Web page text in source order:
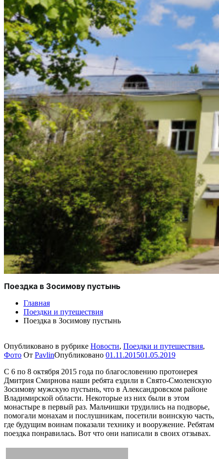
Поездка в Зосимову пустынь
Главная
Поездки и путешествия
Поездка в Зосимову пустынь
Опубликовано в рубрике Новости, Поездки и путешествия,
Фото От PavlinОпубликовано 01.11.201501.05.2019
С 6 по 8 октября 2015 года по благословению протоиерея
Дмитрия Смирнова наши ребята ездили в Свято-Смоленскую
Зосимову мужскую пустынь, что в Александровском районе
Владимирской области. Некоторые из них были в этом
монастыре в первый раз. Мальчишки трудились на подворье,
помогали монахам и послушникам, посетили воинскую часть,
где будущим воинам показали технику и вооружение. Ребятам
поездка понравилась. Вот что они написали в своих отзывах.